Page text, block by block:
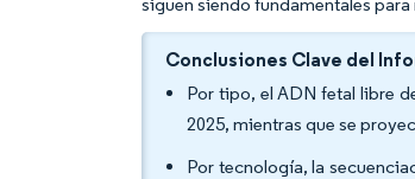
Conclusiones Clave del
Por tipo, el ADN fetal libre
2025, mientras que se
Por tecnología, la